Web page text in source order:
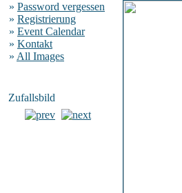
» Password vergessen
» Registrierung
» Event Calendar
» Kontakt
» All Images
Zufallsbild